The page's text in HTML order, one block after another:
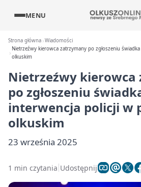
MENU
Strona główna Wiadomości
Nietrzeźwy kierowca zatrzymany po zgłoszeniu
olkuskim
Nietrzeźwy
po zgłoszeniu
interwencja policji w
olkuskim
23 września 2025
1 min czytania Udostępnij